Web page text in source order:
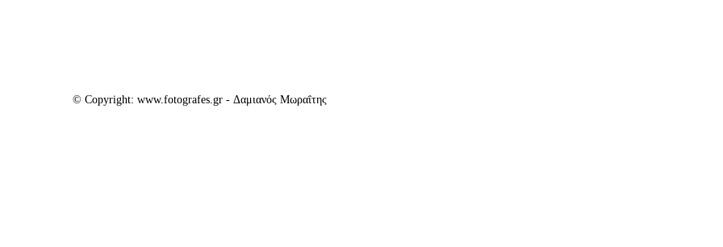
© Copyright: www.fotografes.gr - Δαμιανός Μωραΐτης